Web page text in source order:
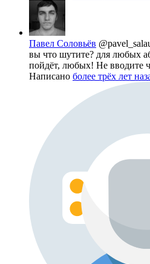
Павел Соловьёв
вы что шутите? для любых
пойдёт, любых! Не вводите
Написано более трёх лет